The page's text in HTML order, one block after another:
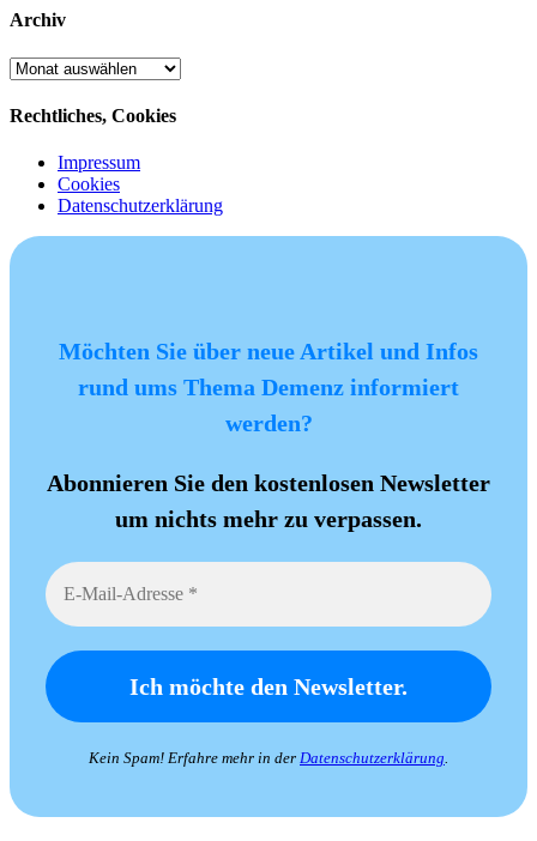
Archiv
Archiv
Rechtliches, Cookies
Impressum
Cookies
Datenschutzerklärung
Möchten Sie über neue Artikel und Infos
rund ums Thema Demenz informiert
werden?
Abonnieren Sie den kostenlosen Newsletter
um nichts mehr zu verpassen.
Kein Spam! Erfahre mehr in der Datenschutzerklärung.